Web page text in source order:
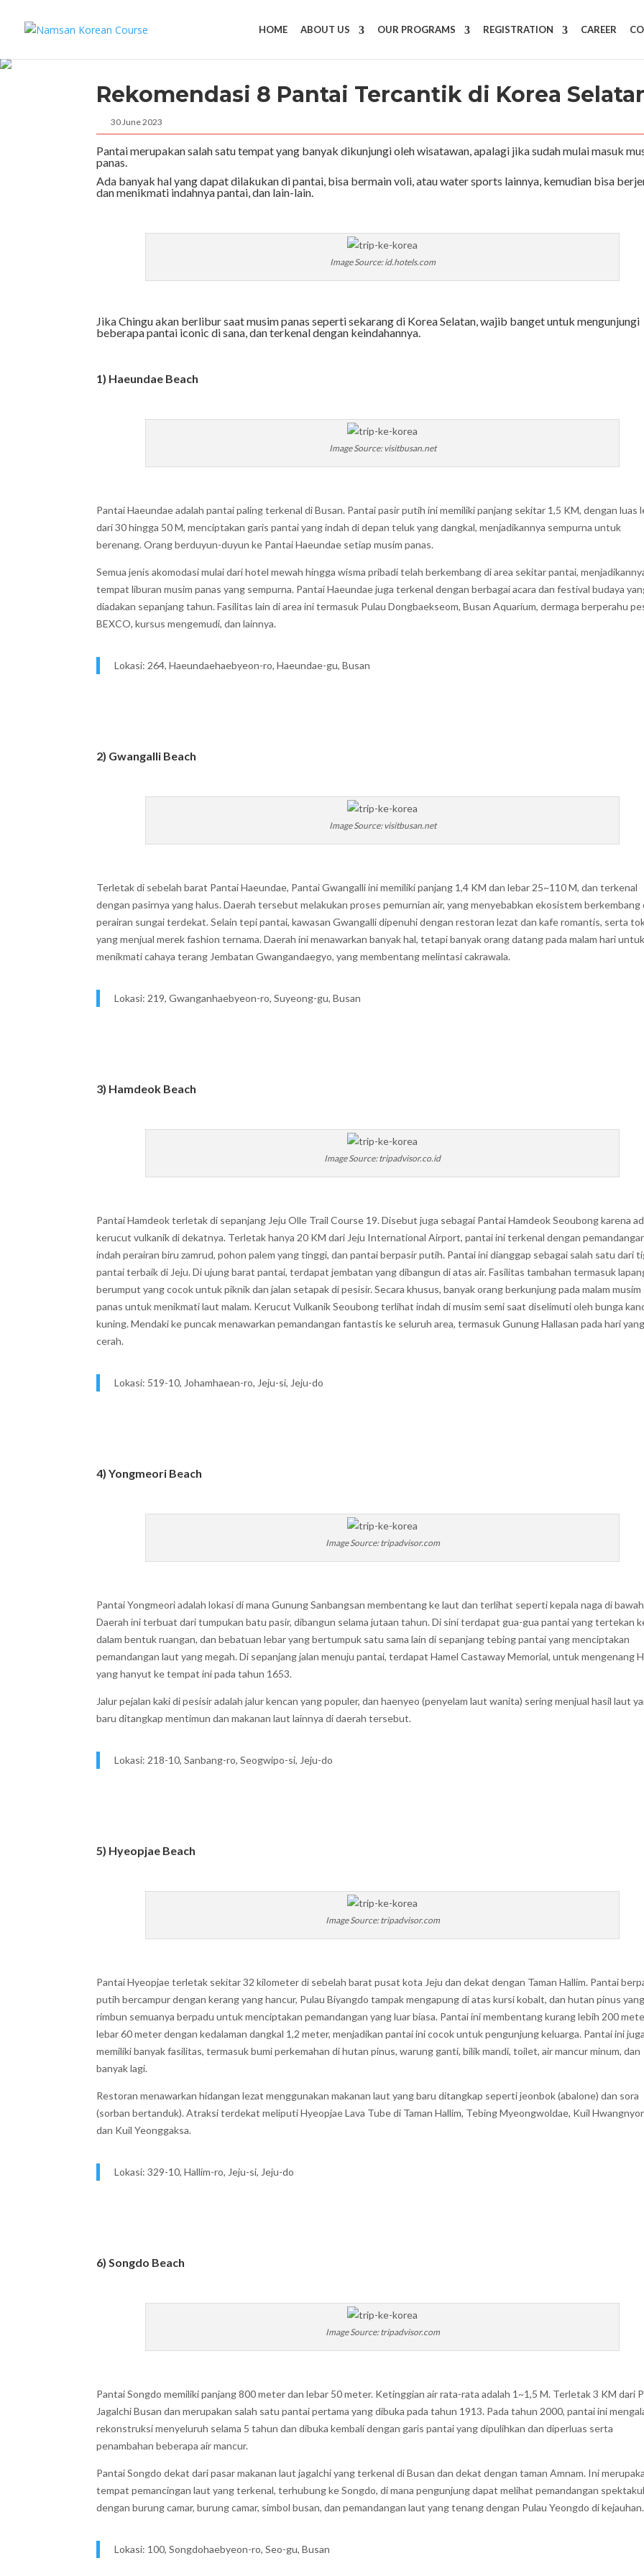
HOME ABOUT US OUR PROGRAMS REGISTRATION CAREER
Rekomendasi 8 Pantai Tercantik di Korea
30 June 2023
Pantai merupakan salah satu tempat yang banyak dikunjungi oleh wisatawan, apalagi jika sudah mulai masuk
panas.
Ada banyak hal yang dapat dilakukan di pantai, bisa bermain voli, atau water sports lainnya, kemudian bisa
dan menikmati indahnya pantai, dan lain-lain.
Image Source: id.hotels.com
Jika Chingu akan berlibur saat musim panas seperti sekarang di Korea Selatan, wajib banget untuk mengunjungi
beberapa pantai iconic di sana, dan terkenal dengan keindahannya.
1) Haeundae Beach
Image Source: visitbusan.net
Pantai Haeundae adalah pantai paling terkenal di Busan. Pantai pasir putih ini memiliki panjang sekitar 1,5 KM, dengan luas
dari 30 hingga 50 M, menciptakan garis pantai yang indah di depan teluk yang dangkal, menjadikannya sempurna untuk
berenang. Orang berduyun-duyun ke Pantai Haeundae setiap musim panas.
Semua jenis akomodasi mulai dari hotel mewah hingga wisma pribadi telah berkembang di area sekitar pantai,
tempat liburan musim panas yang sempurna. Pantai Haeundae juga terkenal dengan berbagai acara dan festival budaya
diadakan sepanjang tahun. Fasilitas lain di area ini termasuk Pulau Dongbaekseom, Busan Aquarium, dermaga berperahu
BEXCO, kursus mengemudi, dan lainnya.
Lokasi: 264, Haeundaehaebyeon-ro, Haeundae-gu, Busan
2) Gwangalli Beach
Image Source: visitbusan.net
Terletak di sebelah barat Pantai Haeundae, Pantai Gwangalli ini memiliki panjang 1,4 KM dan lebar 25~110 M, dan terkenal
dengan pasirnya yang halus. Daerah tersebut melakukan proses pemurnian air, yang menyebabkan ekosistem berkembang
perairan sungai terdekat. Selain tepi pantai, kawasan Gwangalli dipenuhi dengan restoran lezat dan kafe romantis, serta
yang menjual merek fashion ternama. Daerah ini menawarkan banyak hal, tetapi banyak orang datang pada malam hari untuk
menikmati cahaya terang Jembatan Gwangandaegyo, yang membentang melintasi cakrawala.
Lokasi: 219, Gwanganhaebyeon-ro, Suyeong-gu, Busan
3) Hamdeok Beach
Image Source: tripadvisor.co.id
Pantai Hamdeok terletak di sepanjang Jeju Olle Trail Course 19. Disebut juga sebagai Pantai Hamdeok Seoubong karena
kerucut vulkanik di dekatnya. Terletak hanya 20 KM dari Jeju International Airport, pantai ini terkenal dengan
indah perairan biru zamrud, pohon palem yang tinggi, dan pantai berpasir putih. Pantai ini dianggap sebagai salah satu dari
pantai terbaik di Jeju. Di ujung barat pantai, terdapat jembatan yang dibangun di atas air. Fasilitas tambahan termasuk
berumput yang cocok untuk piknik dan jalan setapak di pesisir. Secara khusus, banyak orang berkunjung pada malam musim
panas untuk menikmati laut malam. Kerucut Vulkanik Seoubong terlihat indah di musim semi saat diselimuti oleh bunga
kuning. Mendaki ke puncak menawarkan pemandangan fantastis ke seluruh area, termasuk Gunung Hallasan pada hari yang
cerah.
Lokasi: 519-10, Johamhaean-ro, Jeju-si, Jeju-do
4) Yongmeori Beach
Image Source: tripadvisor.com
Pantai Yongmeori adalah lokasi di mana Gunung Sanbangsan membentang ke laut dan terlihat seperti kepala naga di bawah
Daerah ini terbuat dari tumpukan batu pasir, dibangun selama jutaan tahun. Di sini terdapat gua-gua pantai yang tertekan
dalam bentuk ruangan, dan bebatuan lebar yang bertumpuk satu sama lain di sepanjang tebing pantai yang menciptakan
pemandangan laut yang megah. Di sepanjang jalan menuju pantai, terdapat Hamel Castaway Memorial, untuk mengenang
yang hanyut ke tempat ini pada tahun 1653.
Jalur pejalan kaki di pesisir adalah jalur kencan yang populer, dan haenyeo (penyelam laut wanita) sering menjual hasil laut
baru ditangkap mentimun dan makanan laut lainnya di daerah tersebut.
Lokasi: 218-10, Sanbang-ro, Seogwipo-si, Jeju-do
5) Hyeopjae Beach
Image Source: tripadvisor.com
Pantai Hyeopjae terletak sekitar 32 kilometer di sebelah barat pusat kota Jeju dan dekat dengan Taman Hallim. Pantai
putih bercampur dengan kerang yang hancur, Pulau Biyangdo tampak mengapung di atas kursi kobalt, dan hutan pinus yang
rimbun semuanya berpadu untuk menciptakan pemandangan yang luar biasa. Pantai ini membentang kurang lebih 200
lebar 60 meter dengan kedalaman dangkal 1,2 meter, menjadikan pantai ini cocok untuk pengunjung keluarga. Pantai ini juga
memiliki banyak fasilitas, termasuk bumi perkemahan di hutan pinus, warung ganti, bilik mandi, toilet, air mancur minum, dan
banyak lagi.
Restoran menawarkan hidangan lezat menggunakan makanan laut yang baru ditangkap seperti jeonbok (abalone) dan sora
(sorban bertanduk). Atraksi terdekat meliputi Hyeopjae Lava Tube di Taman Hallim, Tebing Myeongwoldae, Kuil
dan Kuil Yeonggaksa.
Lokasi: 329-10, Hallim-ro, Jeju-si, Jeju-do
6) Songdo Beach
Image Source: tripadvisor.com
Pantai Songdo memiliki panjang 800 meter dan lebar 50 meter. Ketinggian air rata-rata adalah 1~1,5 M. Terletak 3 KM dari
Jagalchi Busan dan merupakan salah satu pantai pertama yang dibuka pada tahun 1913. Pada tahun 2000, pantai ini
rekonstruksi menyeluruh selama 5 tahun dan dibuka kembali dengan garis pantai yang dipulihkan dan diperluas serta
penambahan beberapa air mancur.
Pantai Songdo dekat dari pasar makanan laut jagalchi yang terkenal di Busan dan dekat dengan taman Amnam. Ini
tempat pemancingan laut yang terkenal, terhubung ke Songdo, di mana pengunjung dapat melihat pemandangan
dengan burung camar, burung camar, simbol busan, dan pemandangan laut yang tenang dengan Pulau Yeongdo di kejauhan.
Lokasi: 100, Songdohaebyeon-ro, Seo-gu, Busan